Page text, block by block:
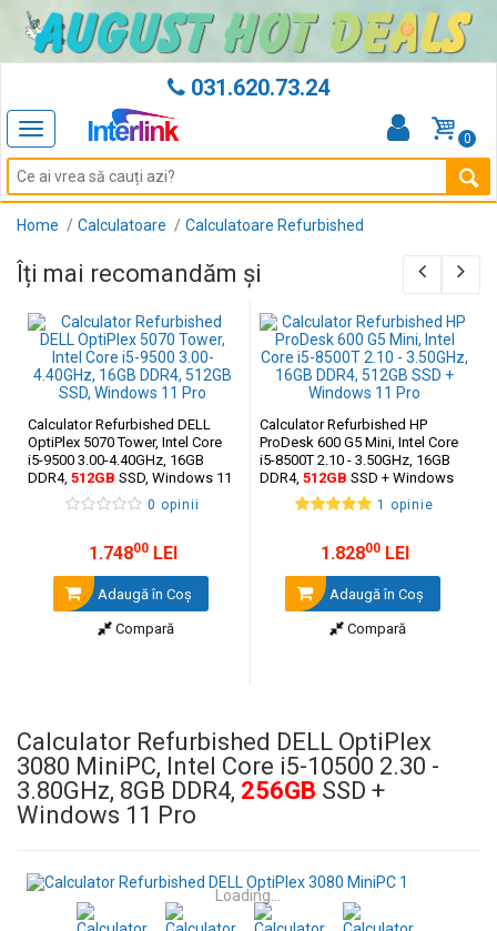
031.620.73.24
Toggle
navigation
0
Home Calculatoare Calculatoare Refurbished
Îți mai recomandăm și
Calculator Refurbished DELL
OptiPlex 5070 Tower, Intel Core
i5-9500 3.00-4.40GHz, 16GB
DDR4, 512GB SSD, Windows 11
0 opinii
1.74800LEI
Adaugă în Coş
Compară
Calculator Refurbished HP
ProDesk 600 G5 Mini, Intel Core
i5-8500T 2.10 - 3.50GHz, 16GB
DDR4, 512GB SSD + Windows
1 opinie
1.82800LEI
Adaugă în Coş
Compară
Calculator Refurbished DELL OptiPlex
3080 MiniPC, Intel Core i5-10500 2.30 -
3.80GHz, 8GB DDR4, 256GB SSD +
Windows 11 Pro
Loading...